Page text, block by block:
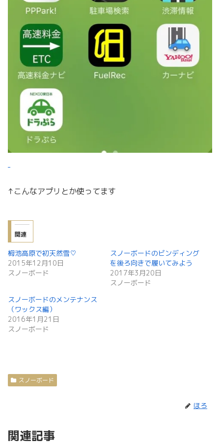
↑こんなアプリとか使ってます
関連
栂池高原で初天然雪♡
2015年12月10日
スノーボード
スノーボードのビンディング
を後ろ向きで履いてみよう
2017年3月20日
スノーボード
スノーボードのメンテナンス
（ワックス編）
2016年1月21日
スノーボード
スノーボード
ほろ
関連記事